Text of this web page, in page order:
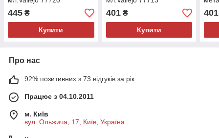
445 ₴
Купити
401₴
Купити
401
Про нас
92% позитивних з 73 відгуків за рік
Працює з 04.10.2011
м. Київ
вул. Ольжича, 17, Київ, Україна